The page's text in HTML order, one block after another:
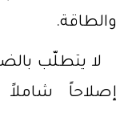
والطاقة.
لا يتطلّب
إصلاحاً